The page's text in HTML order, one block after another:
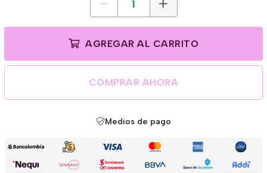
AGREGAR AL CARRITO
COMPRAR AHORA
Medios de pago